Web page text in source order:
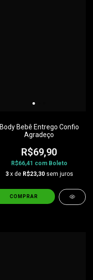
Body Bebê Entrego Confio
Agradeço
R$69,90
R$66,41 com Boleto
3 x de R$23,30 sem juros
COMPRAR